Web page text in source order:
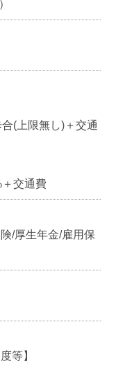
(上限無し)＋交通
交通費
/厚生年金/雇用保
等】